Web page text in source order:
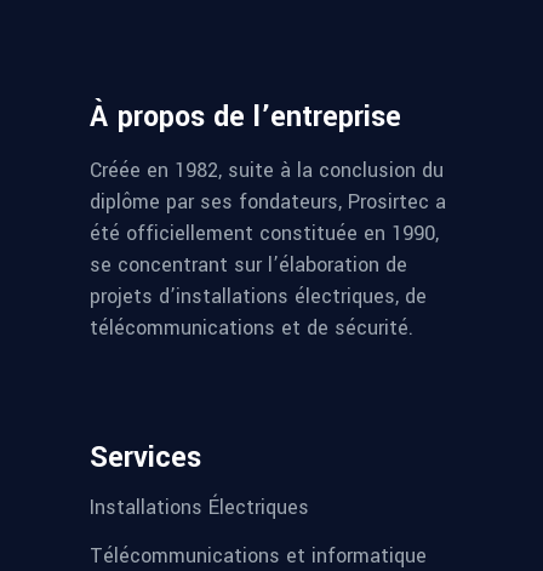
À propos de l’entreprise
Créée en 1982, suite à la conclusion du
diplôme par ses fondateurs, Prosirtec a
été officiellement constituée en 1990,
se concentrant sur l’élaboration de
projets d’installations électriques, de
télécommunications et de sécurité.
Services
Installations Électriques
Télécommunications et informatique